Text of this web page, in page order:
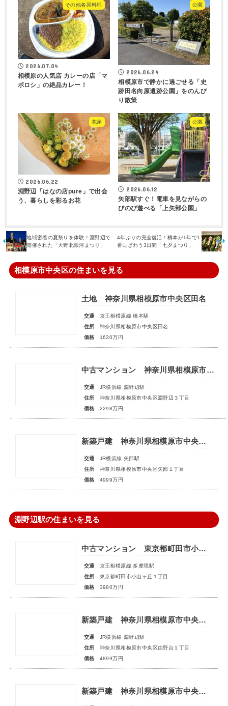
その他各国料理
2026.07.04
相模原の人気店 カレーの店「マ
ボロシ」の絶品カレー！
公園
2026.06.24
相模原市で静かに過ごせる「史
跡田名向原遺跡公園」をのんび
り散策
花屋
2026.06.22
淵野辺「はなの店pure」で出会
う、暮らしを彩るお花
公園
2026.06.12
矢部駅すぐ！電車を見ながらの
びのび遊べる「上矢部公園」
地域密着の夏祭りを体験！淵野辺で
開催された「大野北銀河まつり」
4年ぶりの完全復活！橋本が1年で1
番にぎわう3日間「七夕まつり」
相模原市中央区の住まいを見る
土地 神奈川県相模原市中央区田名
交通
京王相模原線 橋本駅
住所
神奈川県相模原市中央区田名
価格
1630万円
中古マンション 神奈川県相模原市中央区淵野辺３丁目
交通
JR横浜線 淵野辺駅
住所
神奈川県相模原市中央区淵野辺３丁目
価格
2298万円
新築戸建 神奈川県相模原市中央区矢部１丁目
交通
JR横浜線 矢部駅
住所
神奈川県相模原市中央区矢部１丁目
価格
4999万円
淵野辺駅の住まいを見る
中古マンション 東京都町田市小山ヶ丘１丁目
交通
京王相模原線 多摩境駅
住所
東京都町田市小山ヶ丘１丁目
価格
3980万円
新築戸建 神奈川県相模原市中央区由野台１丁目
交通
JR横浜線 淵野辺駅
住所
神奈川県相模原市中央区由野台１丁目
価格
4899万円
新築戸建 神奈川県相模原市中央区陽光台５丁目